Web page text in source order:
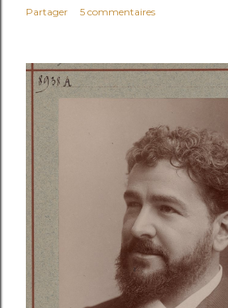
Partager 5 commentaires